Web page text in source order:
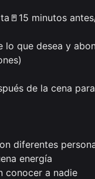
minutos
lo que desea y
diferentes
energía
conocer a nadie